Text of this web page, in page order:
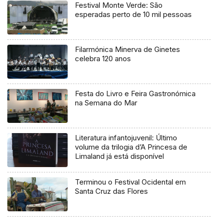
Festival Monte Verde: São
esperadas perto de 10 mil pessoas
Filarmónica Minerva de Ginetes
celebra 120 anos
Festa do Livro e Feira Gastronómica
na Semana do Mar
Literatura infantojuvenil: Último
volume da trilogia d’A Princesa de
Limaland já está disponível
Terminou o Festival Ocidental em
Santa Cruz das Flores